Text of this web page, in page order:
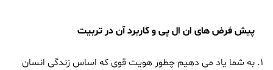
پیش فرض های ان ال پی و کاربرد آن در تربیت
به شما یاد می دهیم چطور هویت قوی که اساس زندگی انسان